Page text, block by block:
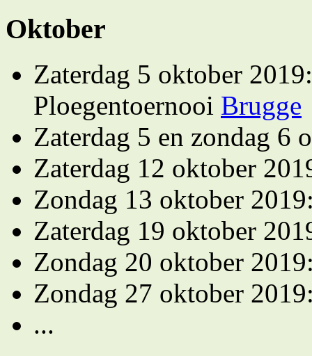
Oktober
Zaterdag 5 oktober
Ploegentoernooi Brugge
Zaterdag 5 en zondag 6
Zaterdag 12 oktober
Zondag 13 oktober
Zaterdag 19 oktober
Zondag 20 oktober
Zondag 27 oktober
...